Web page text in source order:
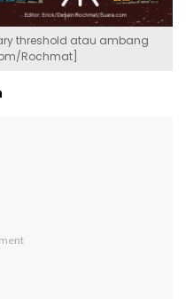
threshold atau ambang
Rochmat]